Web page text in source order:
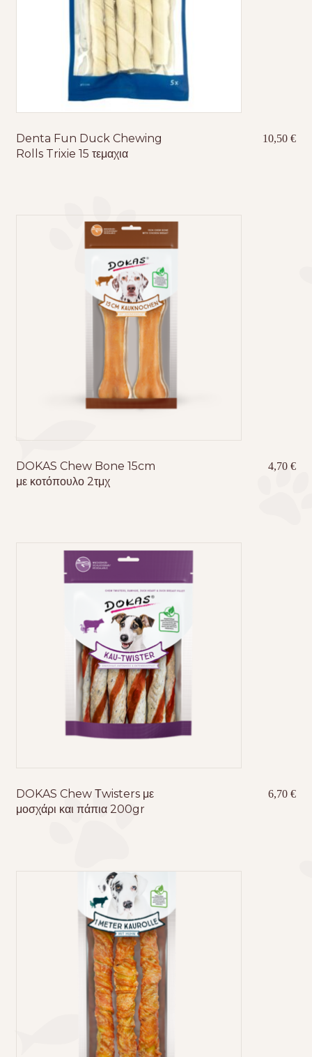
Denta Fun Duck Chewing
Rolls Trixie 15 τεμαχια
10,50€
DOKAS Chew Bone 15cm
με κοτόπουλο 2τμχ
4,70€
DOKAS Chew Τwisters με
μοσχάρι και πάπια 200gr
6,70€